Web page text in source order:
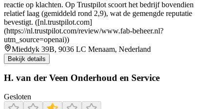
reactie op klachten. Op Trustpilot scoort het bedrijf bovendien
relatief laag (gemiddeld rond 2,9), wat de gemengde reputatie
bevestigt. ([nl.trustpilot.com]
(https://nl.trustpilot.com/review/www.fab-beheer.nl?
utm_source=openai))
Mieddyk 39B, 9036 LC Menaam, Nederland
Bekijk details
H. van der Veen Onderhoud en Service
Gesloten